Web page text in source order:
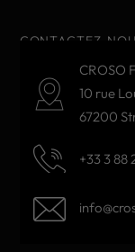
CONTACTEZ-
CROSO
10 rue
67200
+33 3 88